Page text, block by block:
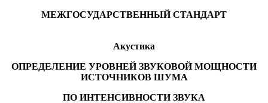
МЕЖГОСУДАРСТВЕННЫЙ СТАНДАРТ
Акустика
ОПРЕДЕЛЕНИЕ УРОВНЕЙ ЗВУКОВОЙ МОЩНОСТИ
ИСТОЧНИКОВ ШУМА
ПО ИНТЕНСИВНОСТИ ЗВУКА